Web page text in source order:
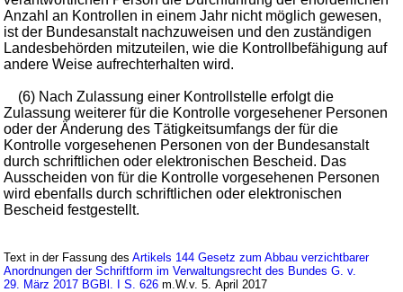
Anzahl an Kontrollen in einem Jahr nicht möglich gewesen,
ist der Bundesanstalt nachzuweisen und den zuständigen
Landesbehörden mitzuteilen, wie die Kontrollbefähigung auf
andere Weise aufrechterhalten wird.
(6) Nach Zulassung einer Kontrollstelle erfolgt die
Zulassung weiterer für die Kontrolle vorgesehener Personen
oder der Änderung des Tätigkeitsumfangs der für die
Kontrolle vorgesehenen Personen von der Bundesanstalt
durch schriftlichen oder elektronischen Bescheid. Das
Ausscheiden von für die Kontrolle vorgesehenen Personen
wird ebenfalls durch schriftlichen oder elektronischen
Bescheid festgestellt.
Text in der Fassung desArtikels 144 Gesetz zum Abbau verzichtbarer
Anordnungen der Schriftform im Verwaltungsrecht des Bundes G. v.
29. März 2017 BGBl. I S. 626 m.W.v. 5. April 2017